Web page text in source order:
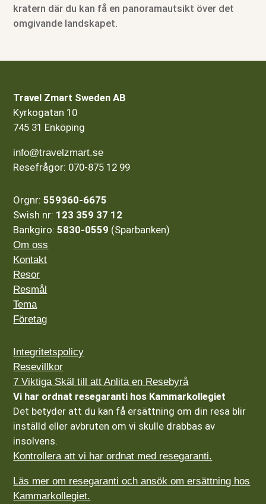
kratern där du kan få en panoramautsikt över det
omgivande landskapet.
Travel Zmart Sweden AB
Kyrkogatan 10
745 31 Enköping
info@travelzmart.se
Resefrågor: 070-875 12 99
Orgnr:559360-6675
Swish nr: 123 359 37 12
Bankgiro:5830-0559 (Sparbanken)
Om oss
Kontakt
Resor
Resmål
Tema
Företag
Integritetspolicy
Resevillkor
7 Viktiga Skäl till att Anlita en Resebyrå
Vi har ordnat resegaranti hos Kammarkollegiet
Det betyder att du kan få ersättning om din resa blir
inställd eller avbruten om vi skulle drabbas av
insolvens.
Kontrollera att vi har ordnat med resegaranti.
Läs mer om resegaranti och ansök om ersättning hos
Kammarkollegiet.